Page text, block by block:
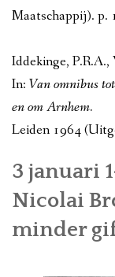
Maatschappij). p.
Iddekinge,
In: Van omnibus
en om Arnhem.
Leiden 1964
3 januari
Nicolai
minder